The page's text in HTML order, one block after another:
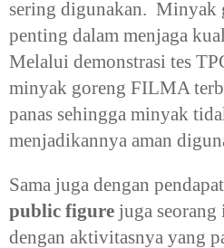
sering digunakan. Minyak
penting dalam menjaga
Melalui demonstrasi tes
minyak goreng FILMA
panas sehingga minyak
menjadikannya aman
Sama juga dengan
public figure juga
dengan aktivitasnya yang